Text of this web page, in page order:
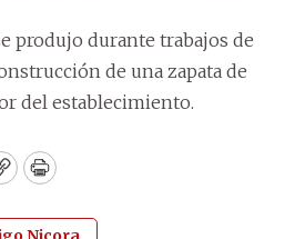
produjo durante trabajos de
de una zapata de
del establecimiento.
CopyPrint